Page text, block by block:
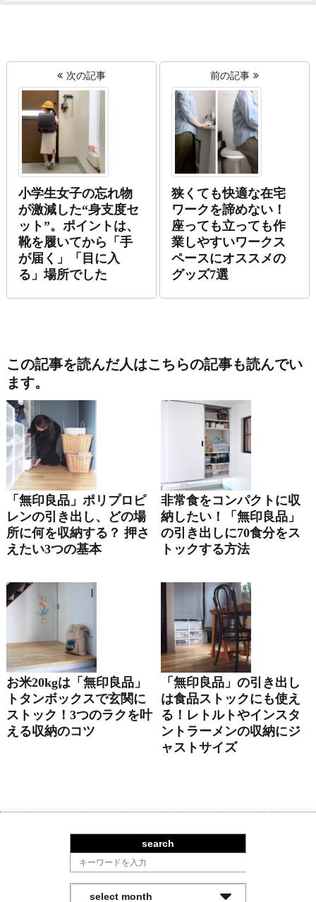
次の記事
小学生女子の忘れ物
が激減した“身支度セ
ット”。ポイントは、
靴を履いてから「手
が届く」「目に入
る」場所でした
前の記事
狭くても快適な在宅
ワークを諦めない！
座っても立っても作
業しやすいワークス
ペースにオススメの
グッズ7選
この記事を読んだ人はこちらの記事も読んでい
ます。
「無印良品」ポリプロピ
レンの引き出し、どの場
所に何を収納する？ 押さ
えたい3つの基本
非常食をコンパクトに収
納したい！「無印良品」
の引き出しに70食分をス
トックする方法
お米20kgは「無印良品」
トタンボックスで玄関に
ストック！3つのラクを叶
える収納のコツ
「無印良品」の引き出し
は食品ストックにも使え
る！レトルトやインスタ
ントラーメンの収納にジ
ャストサイズ
search